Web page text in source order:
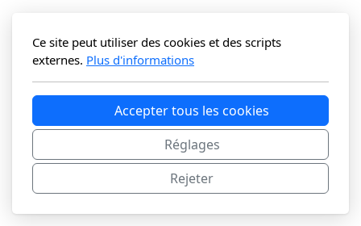
Ce site peut utiliser des cookies et des scripts
externes. Plus d'informations
Accepter tous les cookies
Réglages
Rejeter